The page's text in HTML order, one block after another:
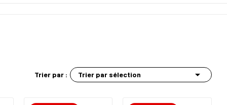
Trier par : Trier par sélection 